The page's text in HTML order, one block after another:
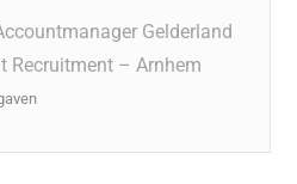
Gelderland
Recruitment – Arnhem